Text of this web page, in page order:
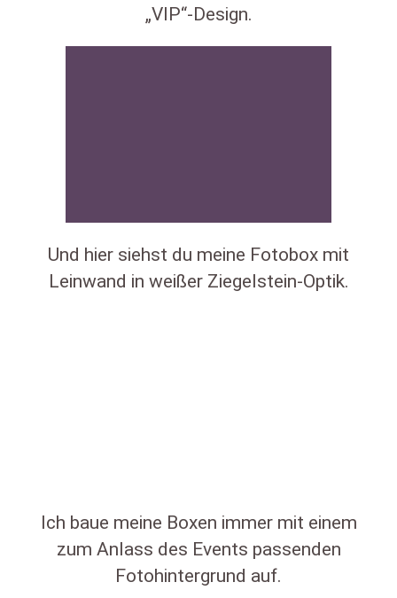
„VIP“-Design.
Und hier siehst du meine Fotobox mit
Leinwand in weißer Ziegelstein-Optik.
Ich baue meine Boxen immer mit einem
zum Anlass des Events passenden
Fotohintergrund auf.